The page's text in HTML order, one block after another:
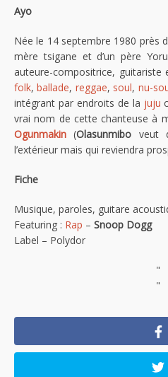
Ayo
Née le 14 septembre 1980 près
mère tsigane et d’un père
auteure-compositrice, guitariste
folk,ballade, reggae, soul, nu-
intégrant par endroits de la juju
vrai nom de cette chanteuse à
Ogunmakin (Olasunmibo veut
l’extérieur mais qui reviendra
Fiche
Musique, paroles, guitare
Featuring : Rap – Snoop Dogg
Label – Polydor
"
"